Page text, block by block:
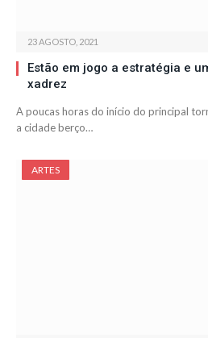
23 AGOSTO, 2021
Estão em jogo a estratégia e
xadrez
A poucas horas do início do principal
a cidade berço…
ARTES